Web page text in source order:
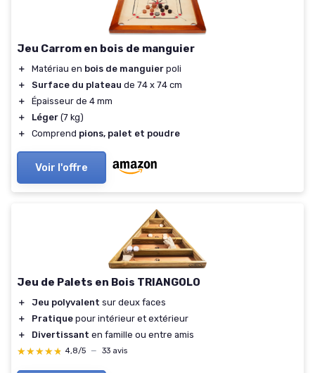
Jeu Carrom en bois de manguier
＋ Matériau en bois de manguier poli
＋
Surface du plateau de 74 x 74 cm
＋
Épaisseur de 4 mm
＋
Léger (7 kg)
＋
Comprend pions, palet et poudre
Voir l'offre
Jeu de Palets en Bois TRIANGOLO
＋ Jeu polyvalent sur deux faces
＋
Pratique pour intérieur et extérieur
＋
Divertissant en famille ou entre amis
★★★★★
★★★★★ 4,8/5 — 33 avis